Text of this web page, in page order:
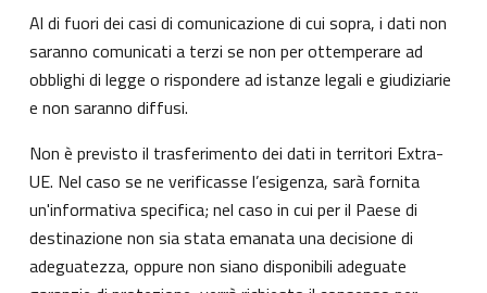
Al di fuori dei casi di comunicazione di cui sopra, i dati non
saranno comunicati a terzi se non per ottemperare ad
obblighi di legge o rispondere ad istanze legali e giudiziarie
e non saranno diffusi.
Non è previsto il trasferimento dei dati in territori Extra-
UE. Nel caso se ne verificasse l’esigenza, sarà fornita
un'informativa specifica; nel caso in cui per il Paese di
destinazione non sia stata emanata una decisione di
adeguatezza, oppure non siano disponibili adeguate